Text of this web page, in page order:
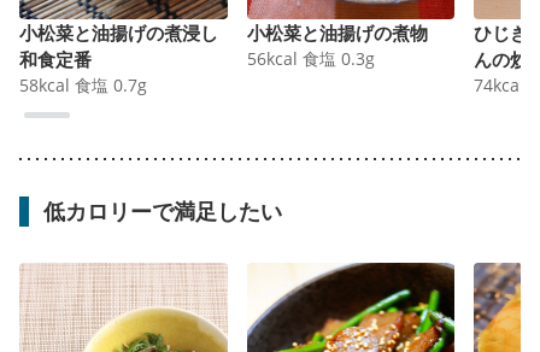
小松菜と油揚げの煮浸し
和食定番
58kcal 食塩 0.7g
小松菜と油揚げの煮物
56kcal 食塩 0.3g
ひじき
んの炒
74kcal
低カロリーで満足したい